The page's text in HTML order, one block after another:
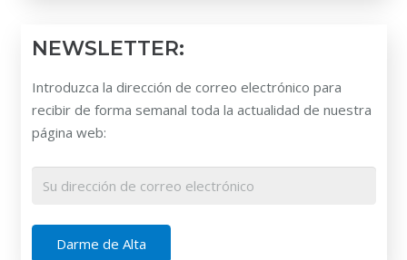
NEWSLETTER:
Introduzca la dirección de correo electrónico para
recibir de forma semanal toda la actualidad de nuestra
página web: